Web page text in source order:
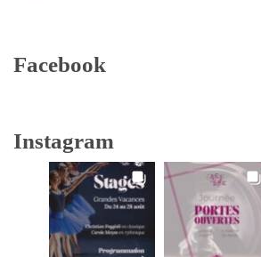
Facebook
Instagram